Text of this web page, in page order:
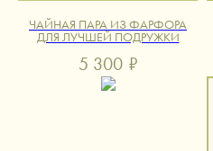
ЧАЙНАЯ ПАРА ИЗ ФАРФОРА
ДЛЯ ЛУЧШЕЙ ПОДРУЖКИ
5 300 ₽